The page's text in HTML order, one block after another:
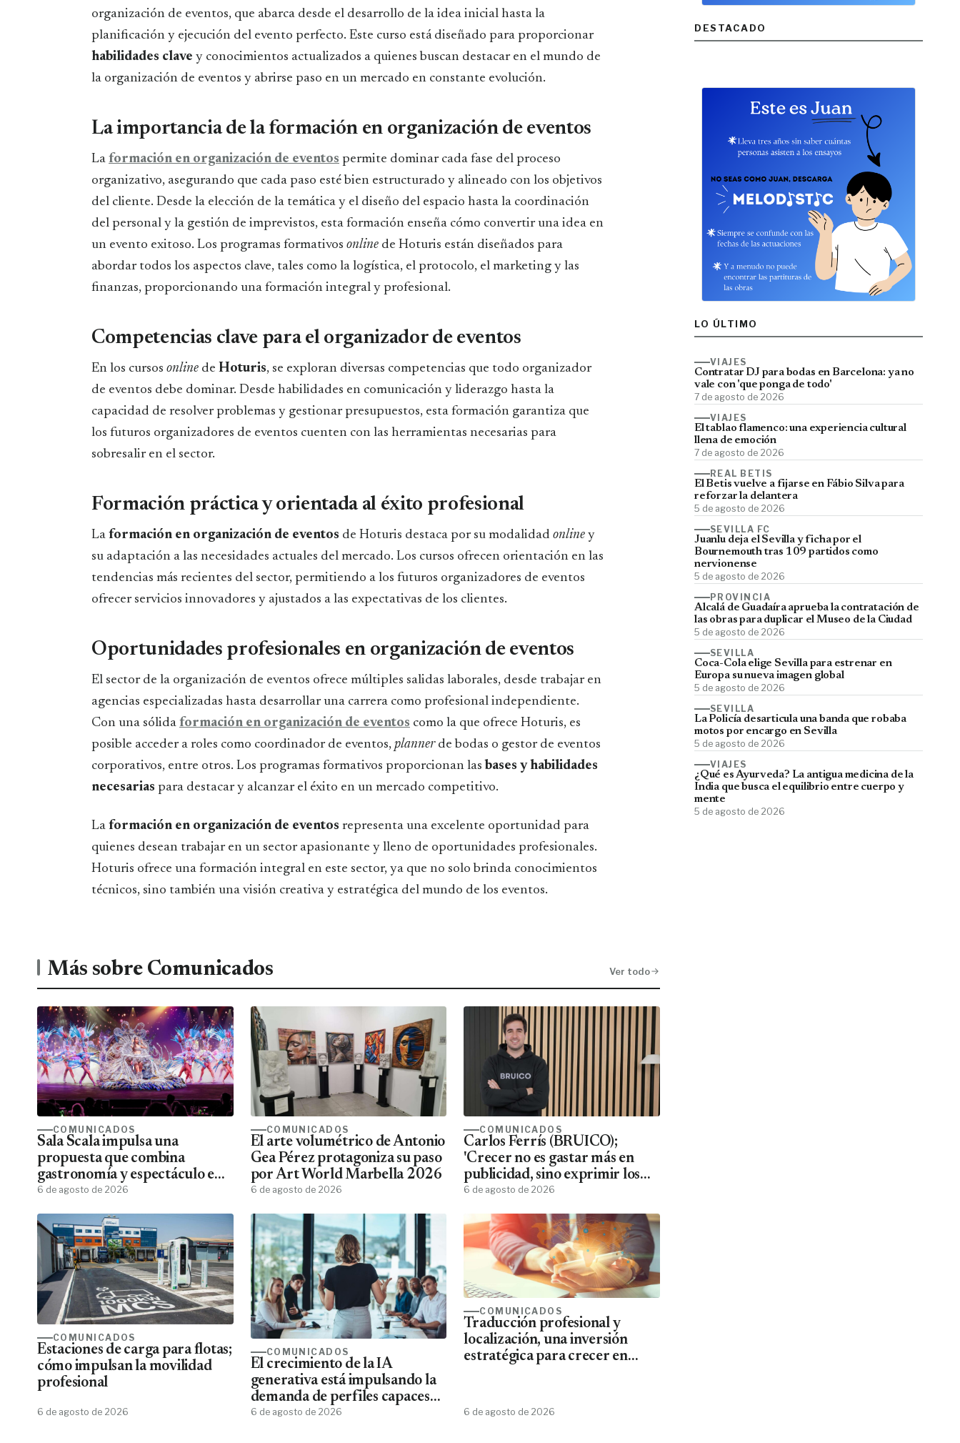
organización de eventos, que abarca desde el desarrollo de la idea inicial hasta la
planificación y ejecución del evento perfecto. Este curso está diseñado para proporcionar
habilidades clave y conocimientos actualizados a quienes buscan destacar en el mundo de
la organización de eventos y abrirse paso en un mercado en constante evolución.
La importancia de la formación en organización de eventos
La formación en organización de eventos permite dominar cada fase del proceso
organizativo, asegurando que cada paso esté bien estructurado y alineado con los objetivos
del cliente. Desde la elección de la temática y el diseño del espacio hasta la coordinación
del personal y la gestión de imprevistos, esta formación enseña cómo convertir una idea en
un evento exitoso. Los programas formativos online de Hoturis están diseñados para
abordar todos los aspectos clave, tales como la logística, el protocolo, el marketing y las
finanzas, proporcionando una formación integral y profesional.
Competencias clave para el organizador de eventos
En los cursos online de Hoturis, se exploran diversas competencias que todo organizador
de eventos debe dominar. Desde habilidades en comunicación y liderazgo hasta la
capacidad de resolver problemas y gestionar presupuestos, esta formación garantiza que
los futuros organizadores de eventos cuenten con las herramientas necesarias para
sobresalir en el sector.
Formación práctica y orientada al éxito profesional
La formación en organización de eventos de Hoturis destaca por su modalidad online y
su adaptación a las necesidades actuales del mercado. Los cursos ofrecen orientación en las
tendencias más recientes del sector, permitiendo a los futuros organizadores de eventos
ofrecer servicios innovadores y ajustados a las expectativas de los clientes.
Oportunidades profesionales en organización de eventos
El sector de la organización de eventos ofrece múltiples salidas laborales, desde trabajar en
agencias especializadas hasta desarrollar una carrera como profesional independiente.
Con una sólida formación en organización de eventos como la que ofrece Hoturis, es
posible acceder a roles como coordinador de eventos, planner de bodas o gestor de eventos
corporativos, entre otros. Los programas formativos proporcionan las bases y habilidades
necesarias para destacar y alcanzar el éxito en un mercado competitivo.
La formación en organización de eventos representa una excelente oportunidad para
quienes desean trabajar en un sector apasionante y lleno de oportunidades profesionales.
Hoturis ofrece una formación integral en este sector, ya que no solo brinda conocimientos
técnicos, sino también una visión creativa y estratégica del mundo de los eventos.
Más sobre Comunicados Ver todo
COMUNICADOS
Sala Scala impulsa una
propuesta que combina
gastronomía y espectáculo en
Gran Canaria
6 de agosto de 2026
COMUNICADOS
El arte volumétrico de Antonio
Gea Pérez protagoniza su paso
por Art World Marbella 2026
6 de agosto de 2026
COMUNICADOS
Carlos Ferrís (BRUICO);
'Crecer no es gastar más en
publicidad, sino exprimir los
datos que ya tienes'
6 de agosto de 2026
COMUNICADOS
Estaciones de carga para flotas;
cómo impulsan la movilidad
profesional
6 de agosto de 2026
COMUNICADOS
El crecimiento de la IA
generativa está impulsando la
demanda de perfiles capaces
de aplicar esta tecnología
6 de agosto de 2026
COMUNICADOS
Traducción profesional y
localización, una inversión
estratégica para crecer en
6 de agosto de 2026
DESTACADO
LO ÚLTIMO
VIAJES
Contratar DJ para bodas en Barcelona: ya no
vale con 'que ponga de todo'
7 de agosto de 2026
VIAJES
El tablao flamenco: una experiencia cultural
llena de emoción
7 de agosto de 2026
REAL BETIS
El Betis vuelve a fijarse en Fábio Silva para
reforzar la delantera
5 de agosto de 2026
SEVILLA FC
Juanlu deja el Sevilla y ficha por el
Bournemouth tras 109 partidos como
nervionense
5 de agosto de 2026
PROVINCIA
Alcalá de Guadaíra aprueba la contratación de
las obras para duplicar el Museo de la Ciudad
5 de agosto de 2026
SEVILLA
Coca-Cola elige Sevilla para estrenar en
Europa su nueva imagen global
5 de agosto de 2026
SEVILLA
La Policía desarticula una banda que robaba
motos por encargo en Sevilla
5 de agosto de 2026
VIAJES
¿Qué es Ayurveda? La antigua medicina de la
India que busca el equilibrio entre cuerpo y
mente
5 de agosto de 2026